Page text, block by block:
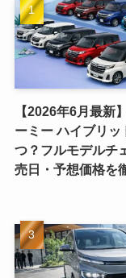
【2026年6月最新
ーミー ハイブリッ
つ？フルモデルチ
売日・予想価格を